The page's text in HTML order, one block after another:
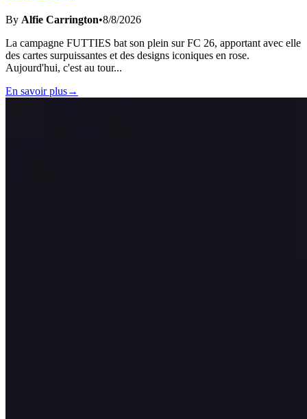
By Alfie Carrington•8/8/2026
La campagne FUTTIES bat son plein sur FC 26, apportant avec elle
des cartes surpuissantes et des designs iconiques en rose.
Aujourd'hui, c'est au tour...
En savoir plus→